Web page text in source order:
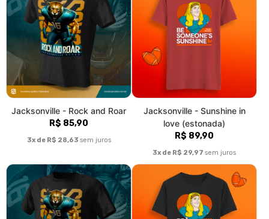
Jacksonville - Rock and Roar
R$ 85,90
3x de R$ 28,63 sem juros
Jacksonville - Sunshine in
love (estonada)
R$ 89,90
3x de R$ 29,97 sem juros